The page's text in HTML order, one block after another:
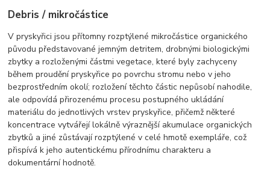
Debris / mikročástice
V pryskyřici jsou přítomny rozptýlené mikročástice organického
původu představované jemným detritem, drobnými biologickými
zbytky a rozloženými částmi vegetace, které byly zachyceny
během proudění pryskyřice po povrchu stromu nebo v jeho
bezprostředním okolí; rozložení těchto částic nepůsobí nahodile,
ale odpovídá přirozenému procesu postupného ukládání
materiálu do jednotlivých vrstev pryskyřice, přičemž některé
koncentrace vytvářejí lokálně výraznější akumulace organických
zbytků a jiné zůstávají rozptýlené v celé hmotě exempláře, což
přispívá k jeho autentickému přírodnímu charakteru a
dokumentární hodnotě.